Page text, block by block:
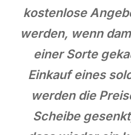
kostenlose
werden, wenn
einer Sorte
Einkauf eines
werden die
Scheibe